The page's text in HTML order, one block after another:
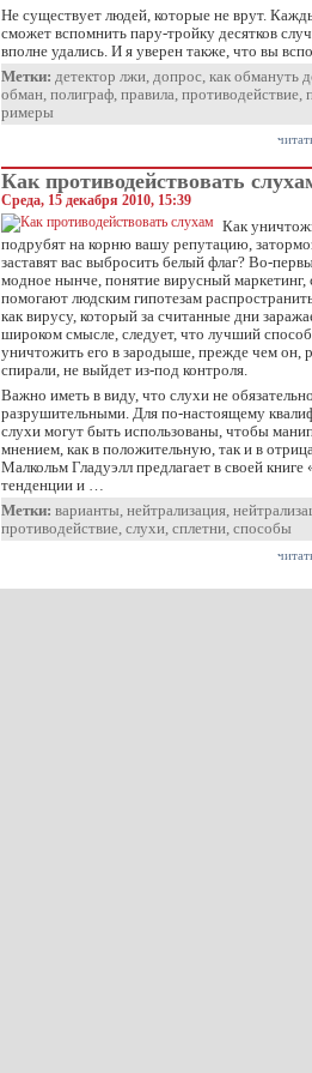
Не существует людей, которые не врут.
сможет вспомнить пару-тройку десятков
вполне удались. И я уверен также, что вы
Метки: детектор лжи, допрос, как обмануть
обман, полиграф, правила, противодействие,
римеры
Как противодействовать
Среда, 15 декабря 2010, 15:39
Как
подрубят на корню вашу репутацию,
заставят вас выбросить белый флаг? Во-
модное нынче, понятие вирусный маркетинг,
помогают людским гипотезам
как вирусу, который за считанные дни
широком смысле, следует, что лучший
уничтожить его в зародыше, прежде чем он,
спирали, не выйдет из-под контроля.
Важно иметь в виду, что слухи не
разрушительными. Для по-настоящему
слухи могут быть использованы, чтобы
мнением, как в положительную, так и в
Малкольм Гладуэлл предлагает в своей
тенденции и …
Метки: варианты, нейтрализация,
противодействие, слухи, сплетни, способы